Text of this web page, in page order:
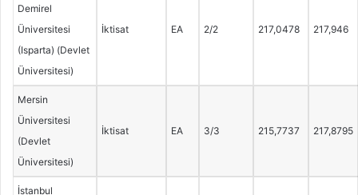
Demirel
Üniversitesi
(Isparta) (Devlet
Üniversitesi)
İktisat EA 2/2 217,0478 217,946
Mersin
Üniversitesi
(Devlet
Üniversitesi)
İktisat EA 3/3 215,7737 217,8795
İstanbul